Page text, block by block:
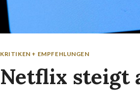
KRITIKEN + EMPFEHLUNGEN
Netflix steigt